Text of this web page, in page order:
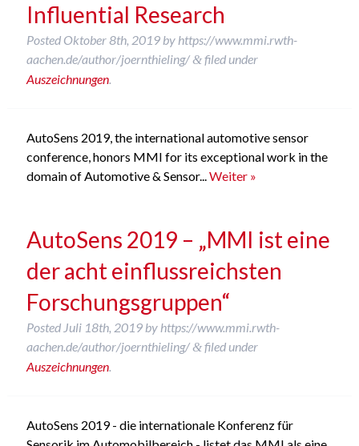
Influential Research
Posted Oktober 8th, 2019by https://www.mmi.rwth-
aachen.de/author/joernthieling/ &filed under
Auszeichnungen.
AutoSens 2019, the international automotive sensor
conference, honors MMI for its exceptional work in the
domain of Automotive & Sensor...Weiter »
AutoSens 2019 – „MMI ist eine
der acht einflussreichsten
Forschungsgruppen“
Posted Juli 18th, 2019by https://www.mmi.rwth-
aachen.de/author/joernthieling/ &filed under
Auszeichnungen.
AutoSens 2019 - die internationale Konferenz für